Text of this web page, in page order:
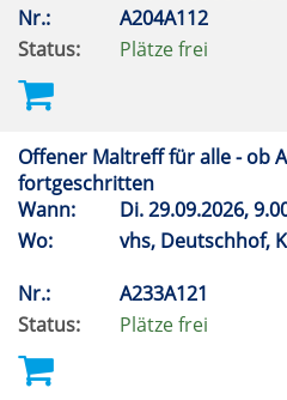
Nr.:
A204A112
Status:
Plätze frei
Offener Maltreff für alle - ob
fortgeschritten
Wann:
Di.29.09.2026,
Wo:
vhs, Deutschhof,
Nr.:
A233A121
Status:
Plätze frei